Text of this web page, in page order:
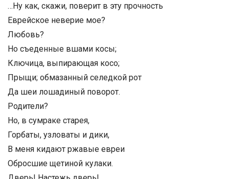
…Ну как, скажи, поверит в эту прочность
Еврейское неверие мое?
Любовь?
Но съеденные вшами косы;
Ключица, выпирающая косо;
Прыщи; обмазанный селедкой рот
Да шеи лошадиный поворот.
Родители?
Но, в сумраке старея,
Горбаты, узловаты и дики,
В меня кидают ржавые евреи
Обросшие щетиной кулаки.